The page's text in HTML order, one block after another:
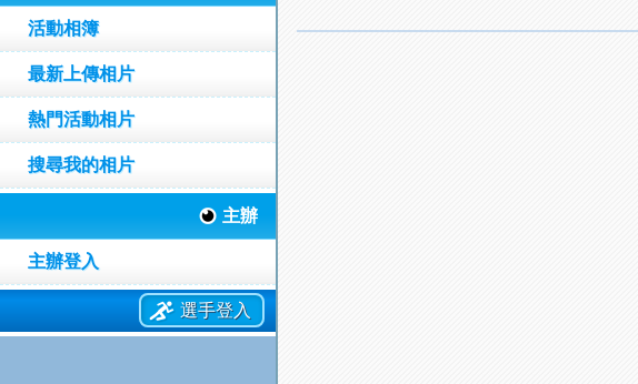
活動相簿
最新上傳相片
熱門活動相片
搜尋我的相片
主辦
主辦登入
選手登入